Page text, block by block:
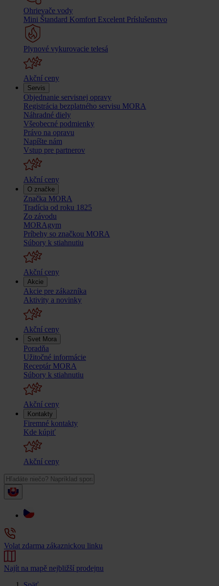
Ohrievače vody
Mini Štandard Komfort Excelent Príslušenstvo
Plynové vykurovacie telesá
Akční ceny
Servis
Objednanie servisnej opravy
Registrácia bezplatného servisu MORA
Náhradné diely
Všeobecné podmienky
Právo na opravu
Napíšte nám
Vstup pre partnerov
Akční ceny
O značke
Značka MORA
Tradícia od roku 1825
Zo závodu
MORAgym
Príbehy so značkou MORA
Súbory k stiahnutiu
Akční ceny
Akcie
Akcie pre zákazníka
Aktivity a novinky
Akční ceny
Svet Mora
Poradňa
Užitočné informácie
Receptár MORA
Súbory k stiahnutiu
Akční ceny
Kontakty
Firemné kontakty
Kde kúpiť
Akční ceny
Volat zdarma zákaznickou linku
Najít na mapě nejbližší prodejnu